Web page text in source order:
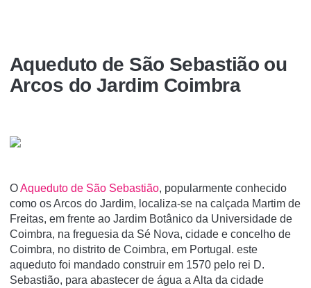
Aqueduto de São Sebastião ou
Arcos do Jardim Coimbra
OAqueduto de São Sebastião, popularmente conhecido
como os Arcos do Jardim, localiza-se na calçada Martim de
Freitas, em frente ao Jardim Botânico da Universidade de
Coimbra, na freguesia da Sé Nova, cidade e concelho de
Coimbra, no distrito de Coimbra, em Portugal. este
aqueduto foi mandado construir em 1570 pelo rei D.
Sebastião, para abastecer de água a Alta da cidade